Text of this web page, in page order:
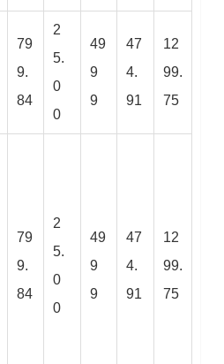
79
9.
84
2
5.
0
0
49
9
9
47
4.
91
12
99.
75
79
9.
84
2
5.
0
0
49
9
9
47
4.
91
12
99.
75